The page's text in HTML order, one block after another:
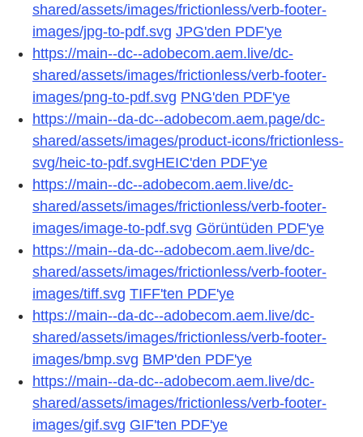
shared/assets/images/frictionless/verb-footer-
images/jpg-to-pdf.svg JPG'den PDF'ye
https://main--dc--adobecom.aem.live/dc-
shared/assets/images/frictionless/verb-footer-
images/png-to-pdf.svg PNG'den PDF'ye
https://main--da-dc--adobecom.aem.page/dc-
shared/assets/images/product-icons/frictionless-
svg/heic-to-pdf.svgHEIC'den PDF'ye
https://main--dc--adobecom.aem.live/dc-
shared/assets/images/frictionless/verb-footer-
images/image-to-pdf.svg Görüntüden PDF'ye
https://main--da-dc--adobecom.aem.live/dc-
shared/assets/images/frictionless/verb-footer-
images/tiff.svg TIFF'ten PDF'ye
https://main--da-dc--adobecom.aem.live/dc-
shared/assets/images/frictionless/verb-footer-
images/bmp.svg BMP'den PDF'ye
https://main--da-dc--adobecom.aem.live/dc-
shared/assets/images/frictionless/verb-footer-
images/gif.svg GIF'ten PDF'ye